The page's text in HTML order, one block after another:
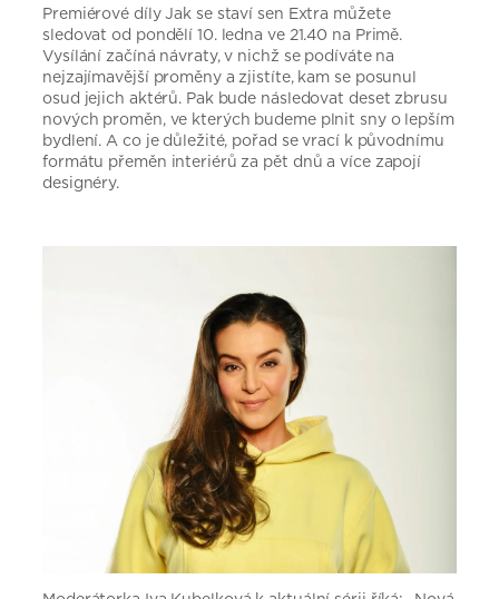
Premiérové díly Jak se staví sen Extra můžete
sledovat od pondělí 10. ledna ve 21.40 na Primě.
Vysílání začíná návraty, v nichž se podíváte na
nejzajímavější proměny a zjistíte, kam se posunul
osud jejich aktérů. Pak bude následovat deset zbrusu
nových proměn, ve kterých budeme plnit sny o lepším
bydlení. A co je důležité, pořad se vrací k původnímu
formátu přeměn interiérů za pět dnů a více zapojí
designéry.